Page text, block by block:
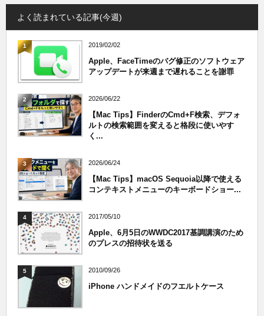
よく読まれている記事(今週)
1 2019/02/02
Apple、FaceTimeのバグ修正のソフトウェア
アップデートが来週まで遅れることを謝罪
2 2026/06/22
【Mac Tips】FinderのCmd+F検索、デフォ
ルトの検索範囲を変えると格段に使いやす
く...
3 2026/06/24
【Mac Tips】macOS Sequoia以降で使える
コンテキストメニューのキーボードショー...
4 2017/05/10
Apple、6月5日のWWDC2017基調講演のため
のプレスの招待状を送る
5 2010/09/26
iPhone ハンドメイドのフエルトケース